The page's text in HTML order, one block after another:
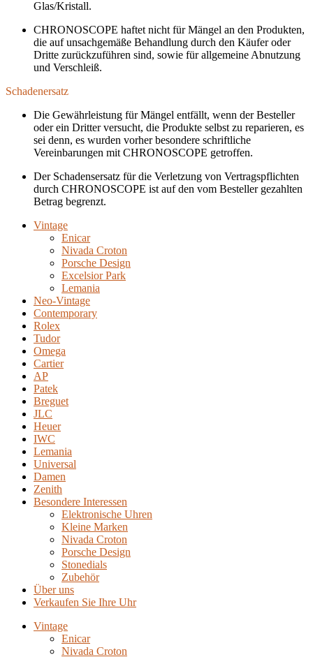
Glas/Kristall.
CHRONOSCOPE haftet nicht für Mängel an den Produkten,
die auf unsachgemäße Behandlung durch den Käufer oder
Dritte zurückzuführen sind, sowie für allgemeine Abnutzung
und Verschleiß.
Schadenersatz
Die Gewährleistung für Mängel entfällt, wenn der Besteller
oder ein Dritter versucht, die Produkte selbst zu reparieren, es
sei denn, es wurden vorher besondere schriftliche
Vereinbarungen mit CHRONOSCOPE getroffen.
Der Schadensersatz für die Verletzung von Vertragspflichten
durch CHRONOSCOPE ist auf den vom Besteller gezahlten
Betrag begrenzt.
Vintage
Enicar
Nivada Croton
Porsche Design
Excelsior Park
Lemania
Neo-Vintage
Contemporary
Rolex
Tudor
Omega
Cartier
AP
Patek
Breguet
JLC
Heuer
IWC
Lemania
Universal
Damen
Zenith
Besondere Interessen
Elektronische Uhren
Kleine Marken
Nivada Croton
Porsche Design
Stonedials
Zubehör
Über uns
Verkaufen Sie Ihre Uhr
Vintage
Enicar
Nivada Croton